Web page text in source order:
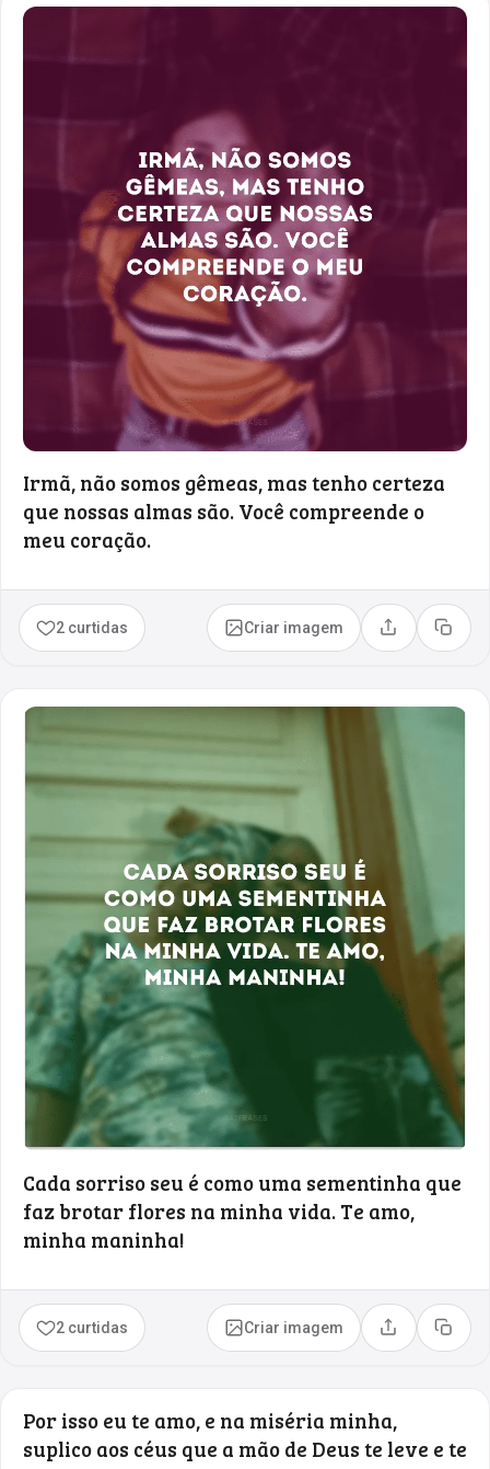
Irmã, não somos gêmeas, mas tenho certeza
que nossas almas são. Você compreende o
meu coração.
2 curtidas Criar imagem Compartilhar
Copiar
Cada sorriso seu é como uma sementinha que
faz brotar flores na minha vida. Te amo,
minha maninha!
2 curtidas Criar imagem Compartilhar
Copiar
Por isso eu te amo, e na miséria minha,
suplico aos céus que a mão de Deus te leve e te